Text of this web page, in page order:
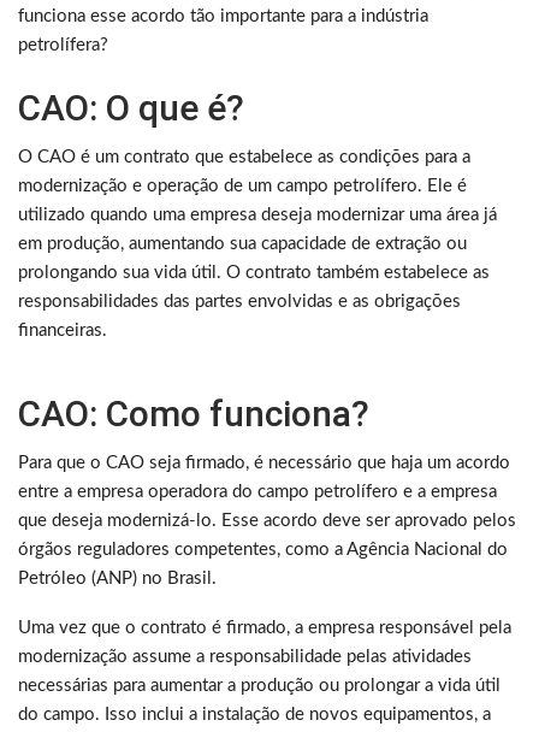
funciona esse acordo tão importante para a indústria
petrolífera?
CAO: O que é?
O CAO é um contrato que estabelece as condições para a
modernização e operação de um campo petrolífero. Ele é
utilizado quando uma empresa deseja modernizar uma área já
em produção, aumentando sua capacidade de extração ou
prolongando sua vida útil. O contrato também estabelece as
responsabilidades das partes envolvidas e as obrigações
financeiras.
CAO: Como funciona?
Para que o CAO seja firmado, é necessário que haja um acordo
entre a empresa operadora do campo petrolífero e a empresa
que deseja modernizá-lo. Esse acordo deve ser aprovado pelos
órgãos reguladores competentes, como a Agência Nacional do
Petróleo (ANP) no Brasil.
Uma vez que o contrato é firmado, a empresa responsável pela
modernização assume a responsabilidade pelas atividades
necessárias para aumentar a produção ou prolongar a vida útil
do campo. Isso inclui a instalação de novos equipamentos, a